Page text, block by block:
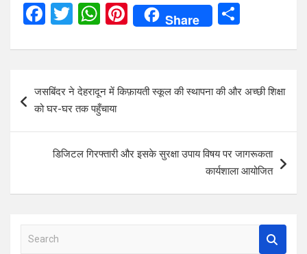
F
ce
b
o
k
T
tt
er
W
at
s
A
p
p
Pi
nt
er
es
t
Share
ar
navigation
जसबिंदर ने देहरादून में किफ़ायती स्कूल की स्थापना की और अच्छी शिक्षा
को घर-घर तक पहुँचाया
डिजिटल गिरफ्तारी और इसके सुरक्षा उपाय विषय पर जागरूकता
कार्यशाला आयोजित